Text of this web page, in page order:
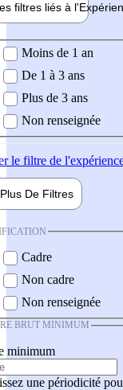
filtres liés à l'
demandée
Moins de 1 an
De 1 à 3 ans
Plus de 3 ans
Non renseignée
le filtre de
Plus De Filtres
Cadre
Non cadre
Non renseignée
BRUT MINIMUM
minimum
une périodicité